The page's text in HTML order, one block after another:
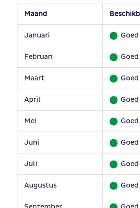
Maand
Januari Goed
Februari Goed
Maart Goed
April Goed
Mei Goed
Juni Goed
Juli Goed
Augustus Goed